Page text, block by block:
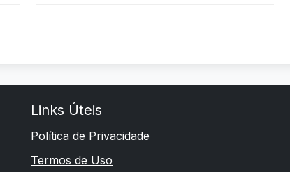
Links Úteis
Política de Privacidade
Termos de Uso